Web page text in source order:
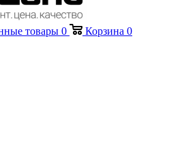
товары 0 Корзина 0